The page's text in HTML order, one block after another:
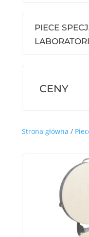
PIECE
Strona główna /